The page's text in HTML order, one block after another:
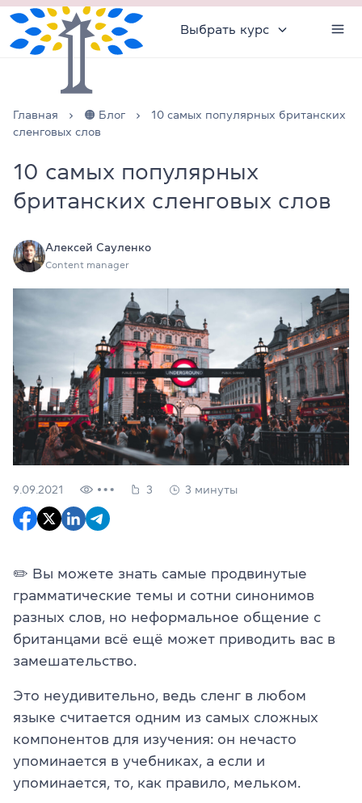
Выбрать курс
Главная 🟠 Блог
10 самых популярных британских
сленговых слов
10 самых популярных
британских сленговых слов
Алексей Сауленко
Content manager
9.09.2021 3 3 минуты
✏️ Вы можете знать самые продвинутые
грамматические темы и сотни синонимов
разных слов, но неформальное общение с
британцами всё ещё может приводить вас в
замешательство.
Это неудивительно, ведь сленг в любом
языке считается одним из самых сложных
компонентов для изучения: он нечасто
упоминается в учебниках, а если и
упоминается, то, как правило, мельком.